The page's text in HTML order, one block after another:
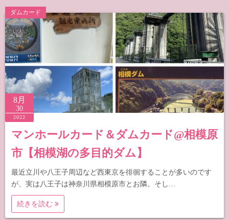
ダムカード
8月
30
2022
マンホールカード＆ダムカード@相模原
市【相模湖の多目的ダム】
最近立川や八王子周辺など西東京を徘徊することが多いのです
が、実は八王子は神奈川県相模原市とお隣。そし…
続きを読む